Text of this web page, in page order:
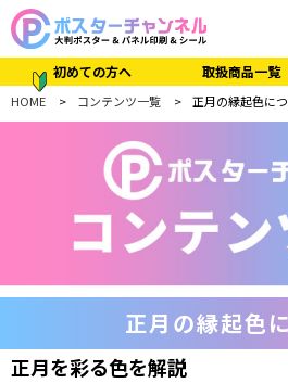
初めての方へ
取扱商品一覧
HOME コンテンツ一覧 正月の縁起色に
正月の縁起色
正月を彩る色を解説